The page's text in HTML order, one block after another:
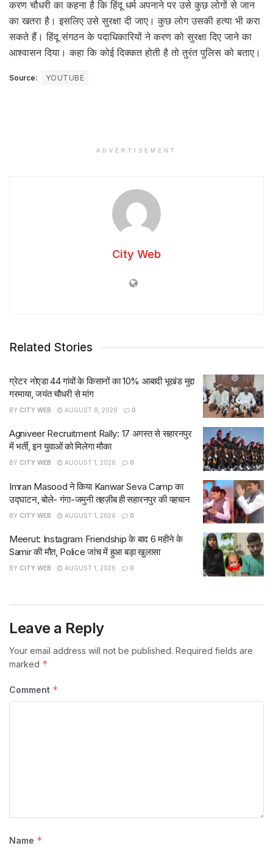
करण चौधरी का कहना है कि हिंदू धर्म अपनाने पर उसे कुछ लोगों से जान
का खतरा है। इसलिए उसे सुरक्षा दी जाए। कुछ लोग उसकी हत्या भी करा
सकते हैं। हिंदू संगठन के पदाधिकारियों ने करण को सुरक्षा दिए जाने का
आश्वासन दिया। कहा कि कोई दिक्कत होती है तो तुरंत पुलिस को बताए।
Source: YOUTUBE
ADVERTISEMENT
City Web
Related Stories
ग्रेटर नोएडा 44 गांवों के किसानों का 10% आबादी भूखंड मुद्दा
गरमाया, जयंत चौधरी से मांग
BY CITY WEB AUGUST 8, 2026 0
Agniveer Recruitment Rally: 17 अगस्त से सहारनपुर
में भर्ती, इन युवाओं को मिलेगा मौका
BY CITY WEB AUGUST 1, 2026 0
Imran Masood ने किया Kanwar Seva Camp का
उद्घाटन, बोले- गंगा-जमुनी तहज़ीब ही सहारनपुर की पहचान
BY CITY WEB AUGUST 1, 2026 0
Meerut: Instagram Friendship के बाद 6 महीने के
Samir की मौत, Police जांच में हुआ बड़ा खुलासा
BY CITY WEB AUGUST 1, 2026 0
Leave a Reply
Your email address will not be published. Required fields are
marked *
Comment *
Name *